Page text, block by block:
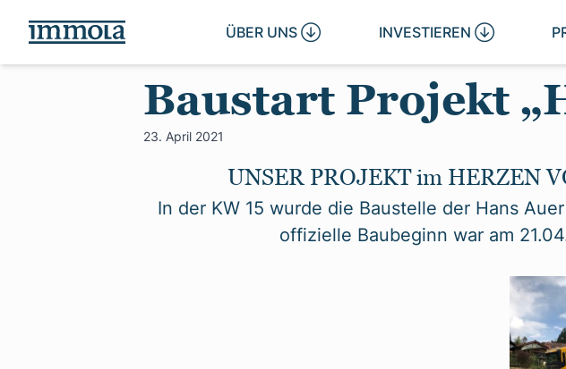
ÜBER UNS  INVESTIEREN 
Baustart Projekt
23. April 2021
UNSER PROJEKT im HERZEN
In der KW 15 wurde die Baustelle der Hans
offizielle Baubeginn war am